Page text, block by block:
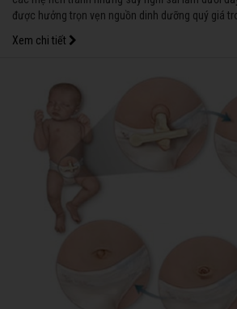
được hưởng trọn vẹn nguồn dinh dưỡng quý giá
Xem chi tiết